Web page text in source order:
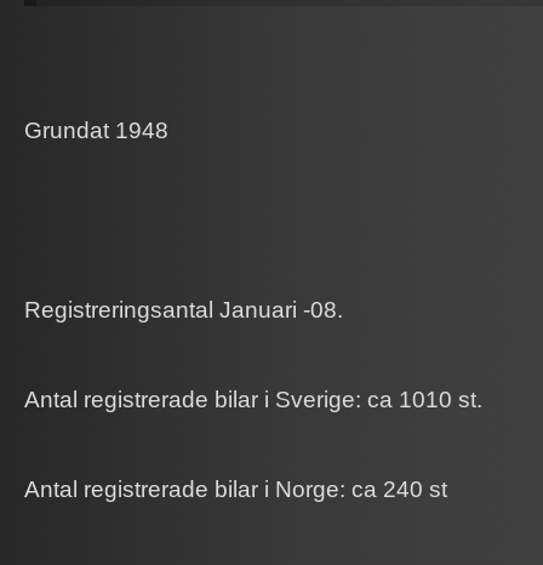
Grundat 1948
Registreringsantal Januari -08.
Antal registrerade bilar i Sverige: ca 1010 st.
Antal registrerade bilar i Norge: ca 240 st